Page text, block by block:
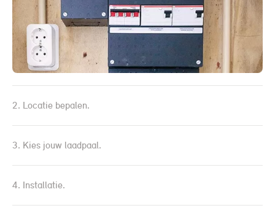
2. Locatie bepalen.
3. Kies jouw laadpaal.
4. Installatie.